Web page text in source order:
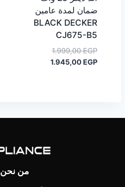
ضمان لمدة عامين
BLACK DECKER
‎CJ675-B5
1.999,00EGP
السعر
الأصلي1.945,00 EGP
السعر
من نحن